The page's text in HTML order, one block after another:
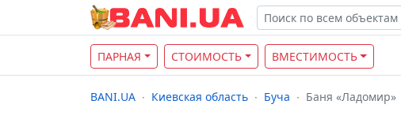
ПАРНАЯ СТОИМОСТЬ ВМЕСТИМОСТЬ
BANI.UA Киевская область Буча Баня «Ладомир»